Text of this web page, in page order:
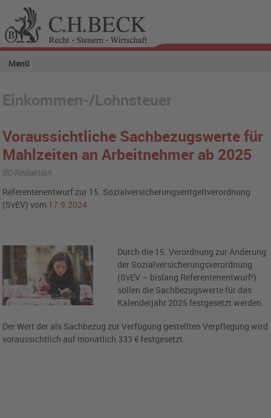
Menü
Einkommen-/Lohnsteuer
Voraussichtliche Sachbezugswerte für
Mahlzeiten an Arbeitnehmer ab 2025
BC-Redaktion
Referentenentwurf zur 15. Sozialversicherungsentgeltverordnung
(SvEV) vom 17.9.2024
Durch die 15. Verordnung zur Änderung
der Sozialversicherungsverordnung
(SvEV – bislang Referentenentwurf!)
sollen die Sachbezugswerte für das
Kalenderjahr 2025 festgesetzt werden.
Der Wert der als Sachbezug zur Verfügung gestellten Verpflegung wird
voraussichtlich auf monatlich 333 € festgesetzt.